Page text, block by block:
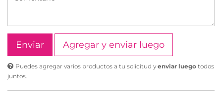
Agregar y enviar luego
Puedes agregar varios productos a tu solicitud y enviar luego todos
juntos.